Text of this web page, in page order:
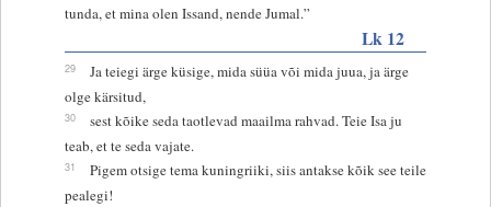
tunda, et mina olen Issand, nende Jumal.”
Lk 12
29
Ja teiegi ärge küsige, mida süüa või mida juua, ja ärge
olge kärsitud,
30
sest kõike seda taotlevad maailma rahvad. Teie Isa ju
teab, et te seda vajate.
31
Pigem otsige tema kuningriiki, siis antakse kõik see teile
pealegi!